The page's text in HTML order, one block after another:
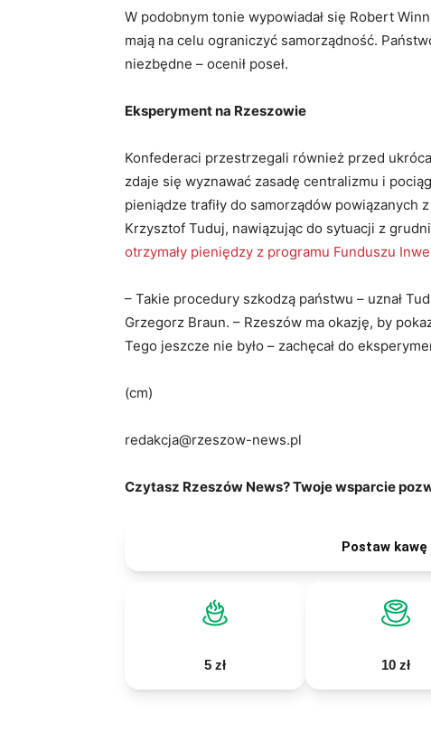
W podobnym tonie wypowiadał się Robert
mają na celu ograniczyć samorządność.
niezbędne – ocenił poseł.
Eksperyment na Rzeszowie
Konfederaci przestrzegali również przed
zdaje się wyznawać zasadę centralizmu i
pieniądze trafiły do samorządów powiązanych
Krzysztof Tuduj, nawiązując do sytuacji z
otrzymały pieniędzy z programu Funduszu
– Takie procedury szkodzą państwu – uznał
Grzegorz Braun. – Rzeszów ma okazję, by
Tego jeszcze nie było – zachęcał do
(cm)
redakcja@rzeszow-news.pl
Czytasz Rzeszów News? Twoje wsparcie
Postaw kawę
5 zł 10 zł